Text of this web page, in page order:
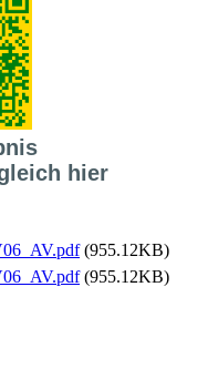
hier
(955.12KB)
(955.12KB)